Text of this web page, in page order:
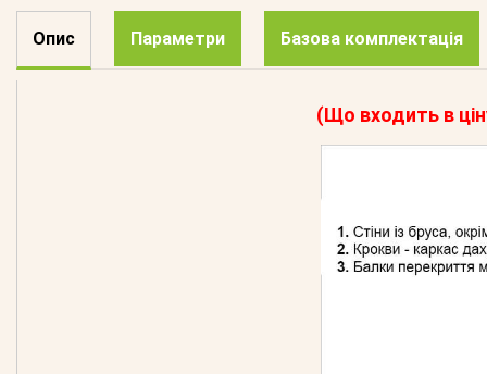
Опис Параметри Базова комплектація
(Що входить в